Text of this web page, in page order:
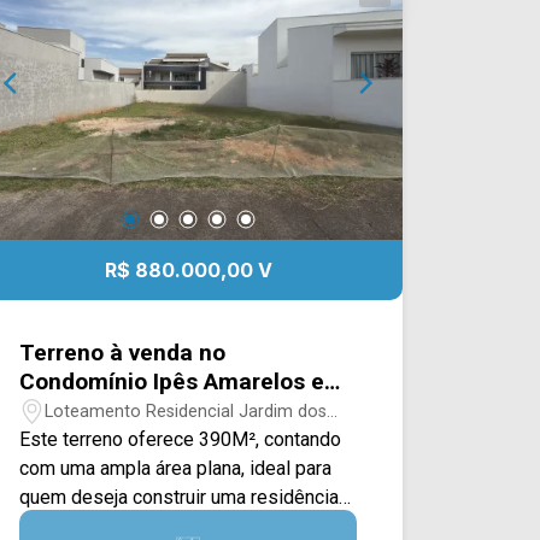
R$ 880.000,00 V
Terreno à venda no
Condomínio Ipês Amarelos em
Americana/SP
Loteamento Residencial Jardim dos
Ipês Amarelos - Americana/SP
Este terreno oferece 390M², contando
com uma ampla área plana, ideal para
quem deseja construir uma residência
com conforto, funcionalidade e